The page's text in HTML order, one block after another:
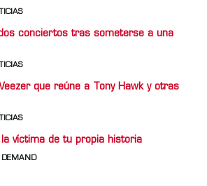
conciertos tras someterse a una
que reúne a Tony Hawk y otras
víctima de tu propia historia
DEMAND